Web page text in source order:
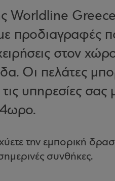
Worldline Greece
προδιαγραφές
στον
Οι πελάτες
υπηρεσίες σας
την εμπορική
συνθήκες.